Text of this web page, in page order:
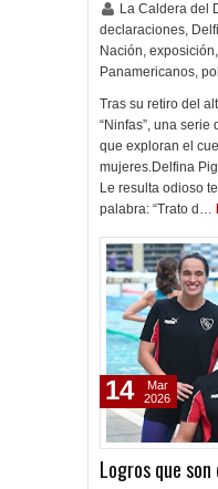
La Caldera del
declaraciones,
Nación, exposición,
Panamericanos,
Tras su retiro del
“Ninfas”, una
que exploran el
mujeres.Delfina
Le resulta odioso
palabra: “Trato d…
Logros que son
14
Mar
2026